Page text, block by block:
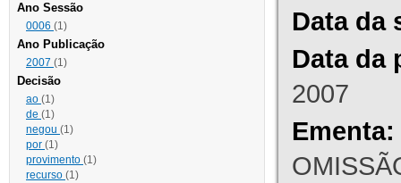
Ano Sessão
0006 (1)
Ano Publicação
2007 (1)
Decisão
ao (1)
de (1)
negou (1)
por (1)
provimento (1)
recurso (1)
Data da
Data da
2007
Ementa: